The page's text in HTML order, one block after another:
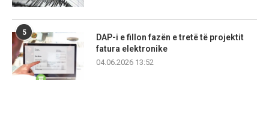
5
DAP-i e fillon fazën e tretë të projektit
fatura elektronike
04.06.2026 13:52